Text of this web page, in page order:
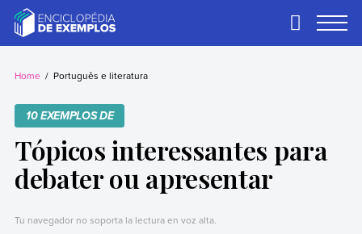
contentExemplos
Precisa de
temos.
Primary
Home Português e literatura
10 EXEMPLOS DE
Tópicos interessantes para
debater ou apresentar
Tu navegador no soporta la lectura en voz alta.